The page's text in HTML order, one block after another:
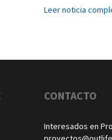
Leer noticia
CONTACTO
Interesados en